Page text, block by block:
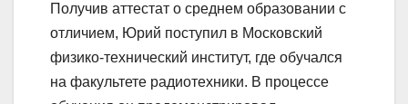
Получив аттестат о среднем образовании с
отличием, Юрий поступил в Московский
физико-технический институт, где обучался
на факультете радиотехники. В процессе